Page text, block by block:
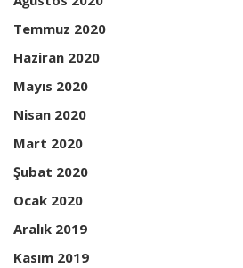
Temmuz 2020
Haziran 2020
Mayıs 2020
Nisan 2020
Mart 2020
Şubat 2020
Ocak 2020
Aralık 2019
Kasım 2019